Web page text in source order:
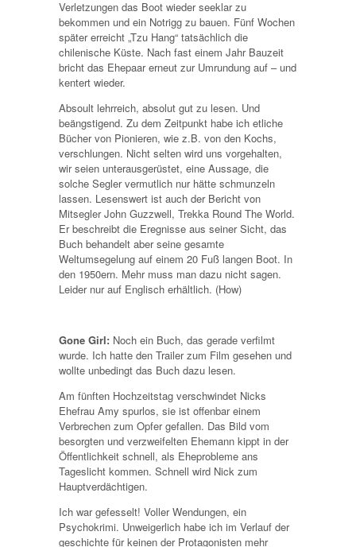
Verletzungen das Boot wieder seeklar zu
bekommen und ein Notrigg zu bauen. Fünf Wochen
später erreicht „Tzu Hang“ tatsächlich die
chilenische Küste. Nach fast einem Jahr Bauzeit
bricht das Ehepaar erneut zur Umrundung auf – und
kentert wieder.
Absoult lehrreich, absolut gut zu lesen. Und
beängstigend. Zu dem Zeitpunkt habe ich etliche
Bücher von Pionieren, wie z.B. von den Kochs,
verschlungen. Nicht selten wird uns vorgehalten,
wir seien unterausgerüstet, eine Aussage, die
solche Segler vermutlich nur hätte schmunzeln
lassen. Lesenswert ist auch der Bericht von
Mitsegler John Guzzwell, Trekka Round The World.
Er beschreibt die Eregnisse aus seiner Sicht, das
Buch behandelt aber seine gesamte
Weltumsegelung auf einem 20 Fuß langen Boot. In
den 1950ern. Mehr muss man dazu nicht sagen.
Leider nur auf Englisch erhältlich. (How)
Gone Girl: Noch ein Buch, das gerade verfilmt
wurde. Ich hatte den Trailer zum Film gesehen und
wollte unbedingt das Buch dazu lesen.
Am fünften Hochzeitstag verschwindet Nicks
Ehefrau Amy spurlos, sie ist offenbar einem
Verbrechen zum Opfer gefallen. Das Bild vom
besorgten und verzweifelten Ehemann kippt in der
Öffentlichkeit schnell, als Eheprobleme ans
Tageslicht kommen. Schnell wird Nick zum
Hauptverdächtigen.
Ich war gefesselt! Voller Wendungen, ein
Psychokrimi. Unweigerlich habe ich im Verlauf der
geschichte für keinen der Protagonisten mehr